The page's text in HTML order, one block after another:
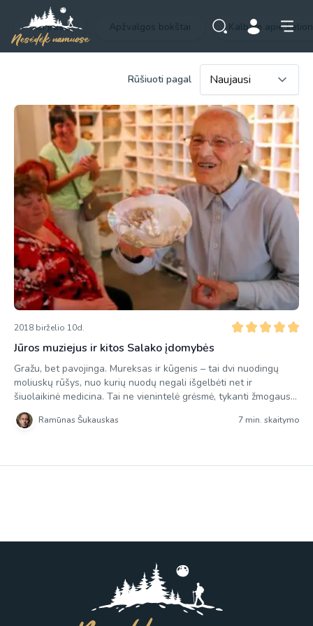
Visi įrašai Kalbam apie
Rūšiuoti pagal
2018 birželio 10d.
Jūros muziejus ir kitos Salako įdomybės
Gražu, bet pavojinga. Mureksas ir kūgenis – tai dvi nuodingų
moliuskų rūšys, nuo kurių nuodų negali išgelbėti net ir
šiuolaikinė medicina. Tai ne vienintelė grėsmė, tykanti žmogaus
jūrose ir vandenynuose. Viena nuodingiausių jūrų žuvų
Japonijoje yra ypač brangus delikatesas, o didelius ir mažus
Ramūnas Šukauskas 7 min. skaitymo